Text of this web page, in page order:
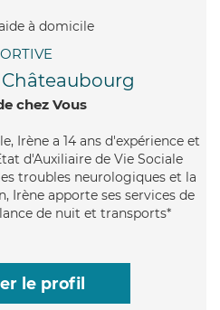
Châteaubourg
chez Vous
Irène a 14 ans d'expérience et
d'Auxiliaire de Vie Sociale
troubles neurologiques et la
Irène apporte ses services de
de nuit et transports*
le profil